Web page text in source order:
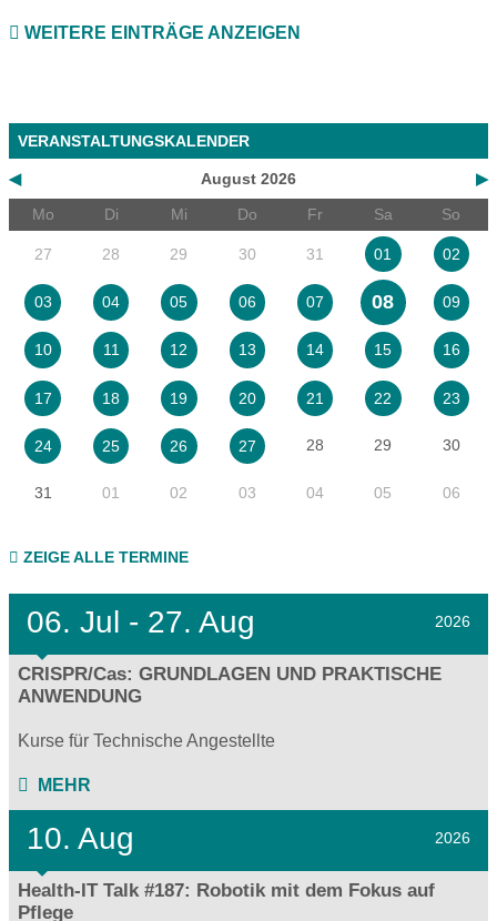
WEITERE EINTRÄGE ANZEIGEN
VERANSTALTUNGSKALENDER
◀ ▶
August 2026
Mo
Di Mi Do Fr Sa So
27 28 29 30 31 01 02
03 04 05 06 07 08 09
10 11 12 13 14 15 16
17 18 19 20 21 22 23
24 25 26 27 28 29 30
31 01 02 03 04 05 06
ZEIGE ALLE TERMINE
06. Jul - 27. Aug 2026
CRISPR/Cas: GRUNDLAGEN UND PRAKTISCHE
ANWENDUNG
Kurse für Technische Angestellte
MEHR
10. Aug 2026
Health-IT Talk #187: Robotik mit dem Fokus auf
Pflege